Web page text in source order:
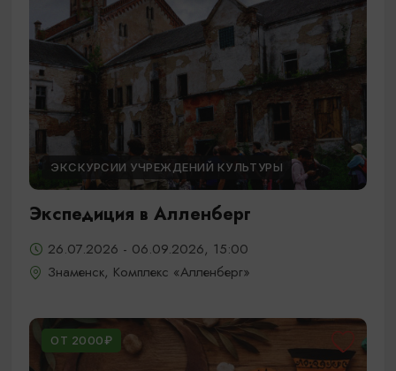
ЭКСКУРСИИ УЧРЕЖДЕНИЙ КУЛЬТУРЫ
Экспедиция в Алленберг
26.07.2026 - 06.09.2026, 15:00
Знаменск, Комплекс «Алленберг»
ОТ 2000₽